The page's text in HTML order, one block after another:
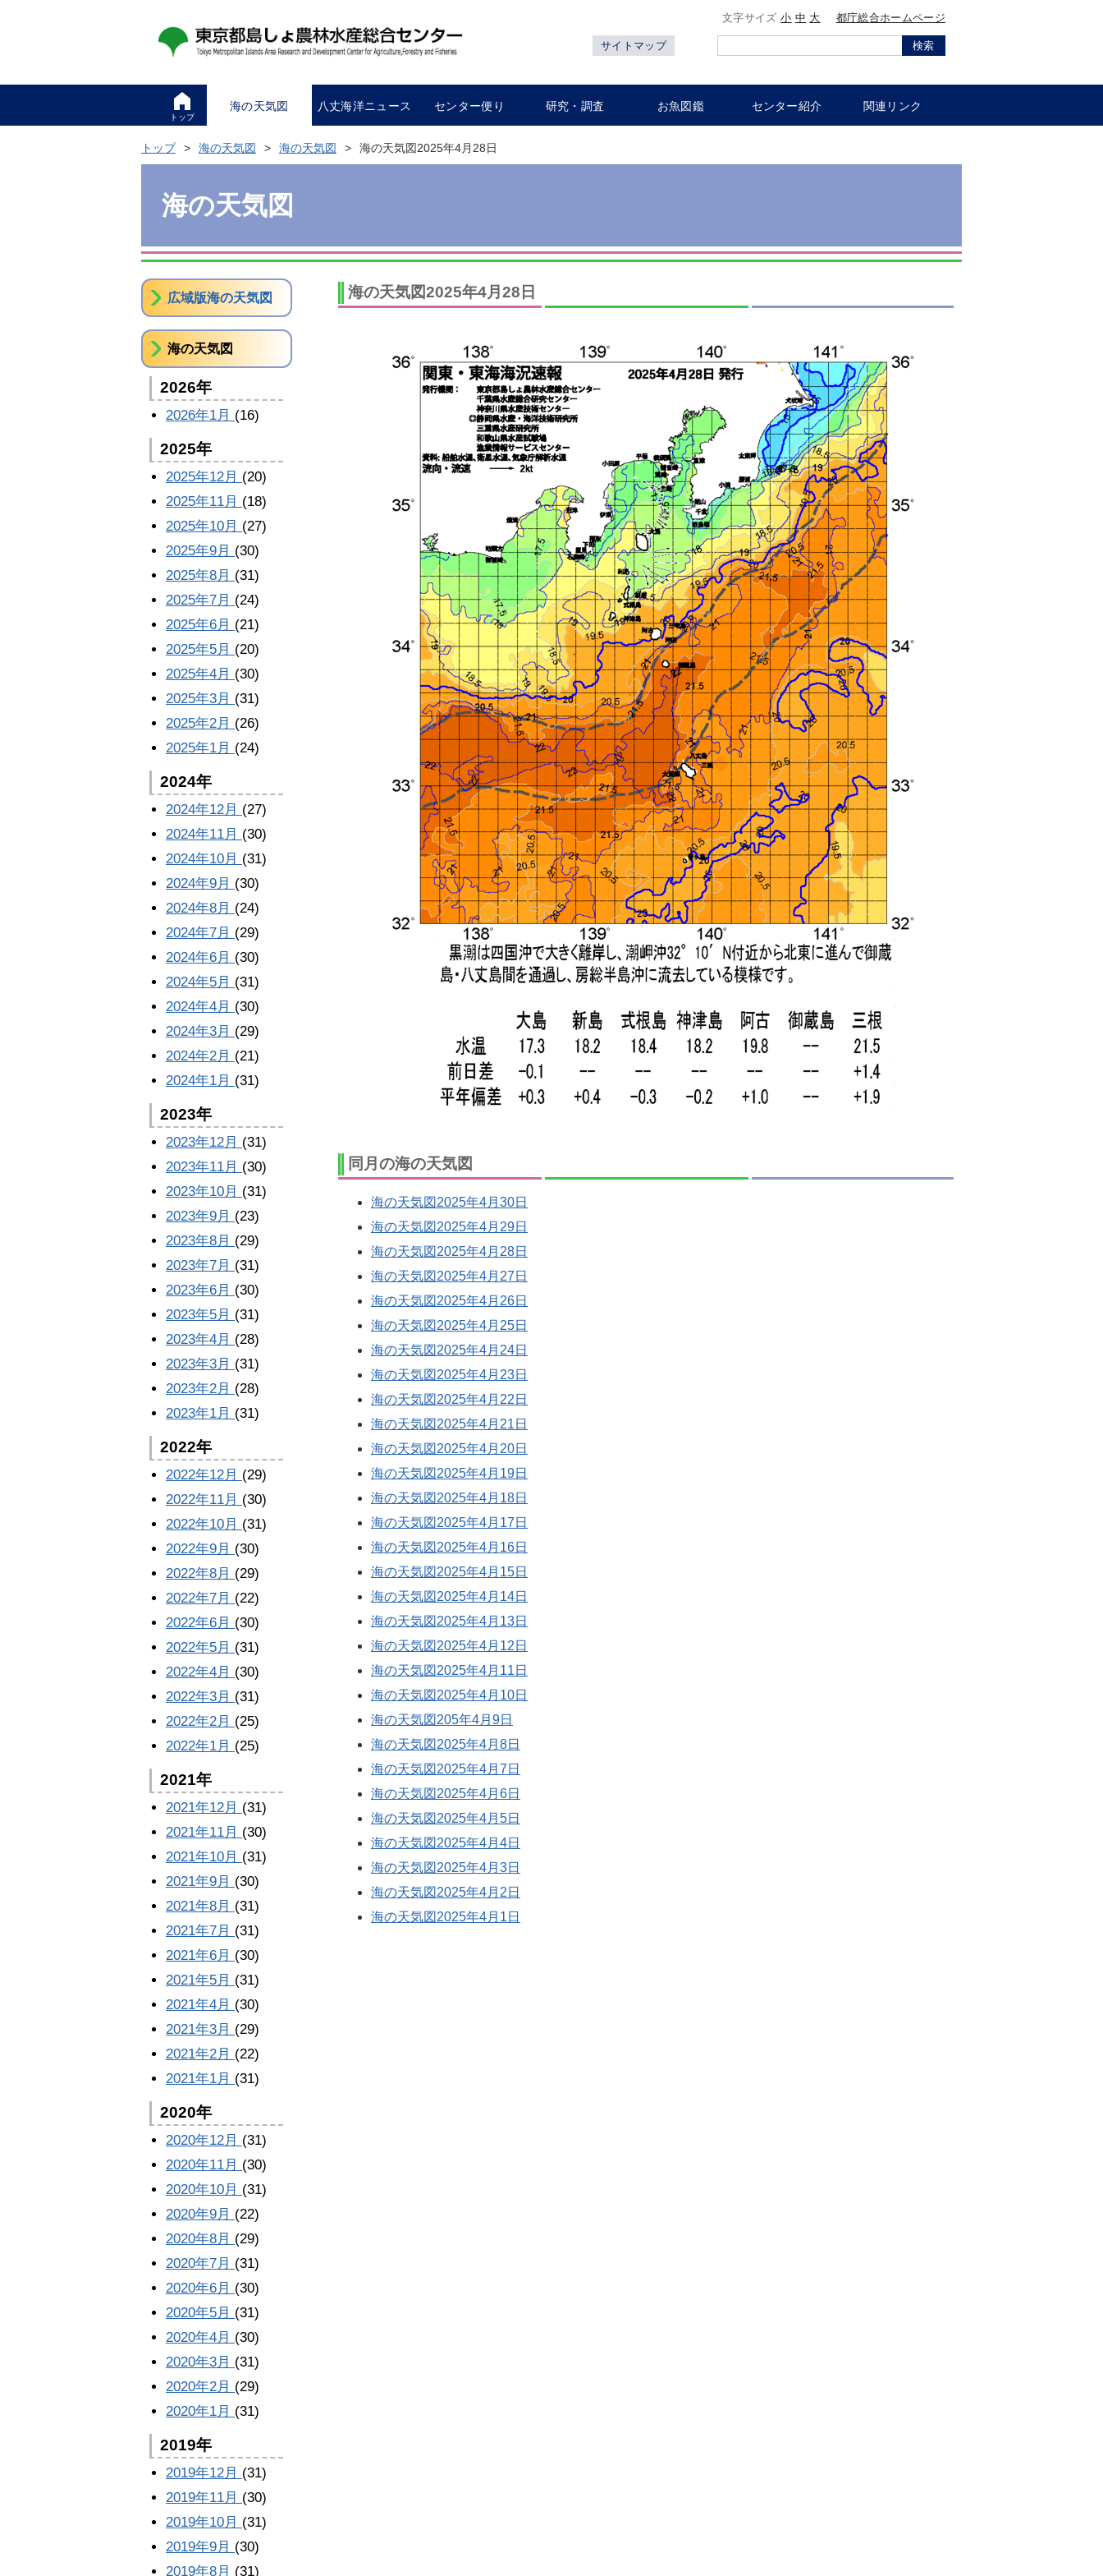
文字サイズ小 中 大 都庁総合ホームページ
サイトマップ 検索
トップ
海の天気図 八丈海洋ニュース センター便り 研究・調査 お魚図鑑 センター紹介 関連リンク
トップ 海の天気図 海の天気図 海の天気図2025年4月28日
海の天気図
海の天気図2025年4月28日
同月の海の天気図
海の天気図2025年4月30日
海の天気図2025年4月29日
海の天気図2025年4月28日
海の天気図2025年4月27日
海の天気図2025年4月26日
海の天気図2025年4月25日
海の天気図2025年4月24日
海の天気図2025年4月23日
海の天気図2025年4月22日
海の天気図2025年4月21日
海の天気図2025年4月20日
海の天気図2025年4月19日
海の天気図2025年4月18日
海の天気図2025年4月17日
海の天気図2025年4月16日
海の天気図2025年4月15日
海の天気図2025年4月14日
海の天気図2025年4月13日
海の天気図2025年4月12日
海の天気図2025年4月11日
海の天気図2025年4月10日
海の天気図205年4月9日
海の天気図2025年4月8日
海の天気図2025年4月7日
海の天気図2025年4月6日
海の天気図2025年4月5日
海の天気図2025年4月4日
海の天気図2025年4月3日
海の天気図2025年4月2日
海の天気図2025年4月1日
広域版海の天気図
海の天気図
2026年
2026年1月 (16)
2025年
2025年12月 (20)
2025年11月 (18)
2025年10月 (27)
2025年9月 (30)
2025年8月 (31)
2025年7月 (24)
2025年6月 (21)
2025年5月 (20)
2025年4月 (30)
2025年3月 (31)
2025年2月 (26)
2025年1月 (24)
2024年
2024年12月 (27)
2024年11月 (30)
2024年10月 (31)
2024年9月 (30)
2024年8月 (24)
2024年7月 (29)
2024年6月 (30)
2024年5月 (31)
2024年4月 (30)
2024年3月 (29)
2024年2月 (21)
2024年1月 (31)
2023年
2023年12月 (31)
2023年11月 (30)
2023年10月 (31)
2023年9月 (23)
2023年8月 (29)
2023年7月 (31)
2023年6月 (30)
2023年5月 (31)
2023年4月 (28)
2023年3月 (31)
2023年2月 (28)
2023年1月 (31)
2022年
2022年12月 (29)
2022年11月 (30)
2022年10月 (31)
2022年9月 (30)
2022年8月 (29)
2022年7月 (22)
2022年6月 (30)
2022年5月 (31)
2022年4月 (30)
2022年3月 (31)
2022年2月 (25)
2022年1月 (25)
2021年
2021年12月 (31)
2021年11月 (30)
2021年10月 (31)
2021年9月 (30)
2021年8月 (31)
2021年7月 (31)
2021年6月 (30)
2021年5月 (31)
2021年4月 (30)
2021年3月 (29)
2021年2月 (22)
2021年1月 (31)
2020年
2020年12月 (31)
2020年11月 (30)
2020年10月 (31)
2020年9月 (22)
2020年8月 (29)
2020年7月 (31)
2020年6月 (30)
2020年5月 (31)
2020年4月 (30)
2020年3月 (31)
2020年2月 (29)
2020年1月 (31)
2019年
2019年12月 (31)
2019年11月 (30)
2019年10月 (31)
2019年9月 (30)
2019年8月 (31)